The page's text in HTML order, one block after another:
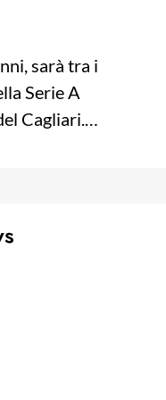
sarà tra i
Serie A
Cagliari.…